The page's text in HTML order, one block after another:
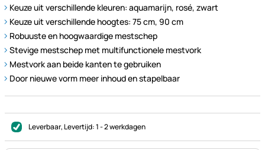
Keuze uit verschillende kleuren: aquamarijn, rosé, zwart
Keuze uit verschillende hoogtes: 75 cm, 90 cm
Robuuste en hoogwaardige mestschep
Stevige mestschep met multifunctionele mestvork
Mestvork aan beide kanten te gebruiken
Door nieuwe vorm meer inhoud en stapelbaar
Leverbaar, Levertijd:1 - 2 werkdagen